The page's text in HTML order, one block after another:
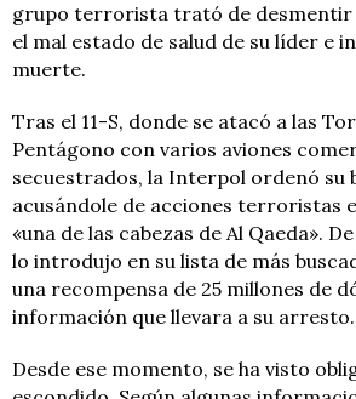
grupo terrorista trató de desmentir
el mal estado de salud de su líder e
muerte.
Tras el 11-S, donde se atacó a las
Pentágono con varios aviones
secuestrados, la Interpol ordenó su
acusándole de acciones terroristas
«una de las cabezas de Al Qaeda».
lo introdujo en su lista de más
una recompensa de 25 millones de
información que llevara a su arresto.
Desde ese momento, se ha visto